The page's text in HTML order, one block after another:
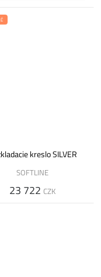
kreslo SILVER
SOFTLINE
23 722 CZK